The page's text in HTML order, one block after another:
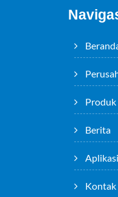
Produk
Berita
Aplikasi
Kontak